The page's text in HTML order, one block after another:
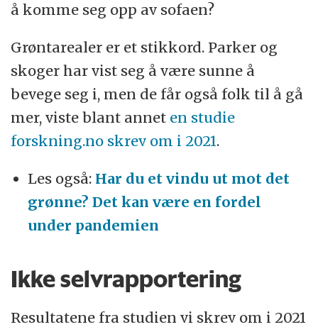
å komme seg opp av sofaen?
Grøntarealer er et stikkord. Parker og
skoger har vist seg å være sunne å
bevege seg i, men de får også folk til å gå
mer, viste blant annet en studie
forskning.no skrev om i 2021.
Les også: Har du et vindu ut mot det
grønne? Det kan være en fordel
under pandemien
Ikke selvrapportering
Resultatene fra studien vi skrev om i 2021